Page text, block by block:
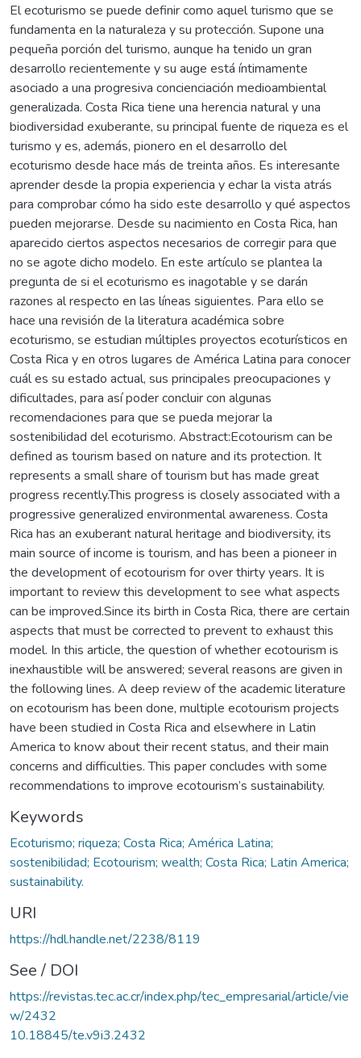
El ecoturismo se puede definir como aquel turismo que se
fundamenta en la naturaleza y su protección. Supone una
pequeña porción del turismo, aunque ha tenido un gran
desarrollo recientemente y su auge está íntimamente
asociado a una progresiva concienciación medioambiental
generalizada. Costa Rica tiene una herencia natural y una
biodiversidad exuberante, su principal fuente de riqueza es el
turismo y es, además, pionero en el desarrollo del
ecoturismo desde hace más de treinta años. Es interesante
aprender desde la propia experiencia y echar la vista atrás
para comprobar cómo ha sido este desarrollo y qué aspectos
pueden mejorarse. Desde su nacimiento en Costa Rica, han
aparecido ciertos aspectos necesarios de corregir para que
no se agote dicho modelo. En este artículo se plantea la
pregunta de si el ecoturismo es inagotable y se darán
razones al respecto en las líneas siguientes. Para ello se
hace una revisión de la literatura académica sobre
ecoturismo, se estudian múltiples proyectos ecoturísticos en
Costa Rica y en otros lugares de América Latina para conocer
cuál es su estado actual, sus principales preocupaciones y
dificultades, para así poder concluir con algunas
recomendaciones para que se pueda mejorar la
sostenibilidad del ecoturismo. Abstract:Ecotourism can be
defined as tourism based on nature and its protection. It
represents a small share of tourism but has made great
progress recently.This progress is closely associated with a
progressive generalized environmental awareness. Costa
Rica has an exuberant natural heritage and biodiversity, its
main source of income is tourism, and has been a pioneer in
the development of ecotourism for over thirty years. It is
important to review this development to see what aspects
can be improved.Since its birth in Costa Rica, there are certain
aspects that must be corrected to prevent to exhaust this
model. In this article, the question of whether ecotourism is
inexhaustible will be answered; several reasons are given in
the following lines. A deep review of the academic literature
on ecotourism has been done, multiple ecotourism projects
have been studied in Costa Rica and elsewhere in Latin
America to know about their recent status, and their main
concerns and difficulties. This paper concludes with some
recommendations to improve ecotourism’s sustainability.
Keywords
Ecoturismo; riqueza; Costa Rica; América Latina;
sostenibilidad; Ecotourism; wealth; Costa Rica; Latin America;
sustainability.
URI
https://hdl.handle.net/2238/8119
See / DOI
https://revistas.tec.ac.cr/index.php/tec_empresarial/article/vie
w/2432
10.18845/te.v9i3.2432